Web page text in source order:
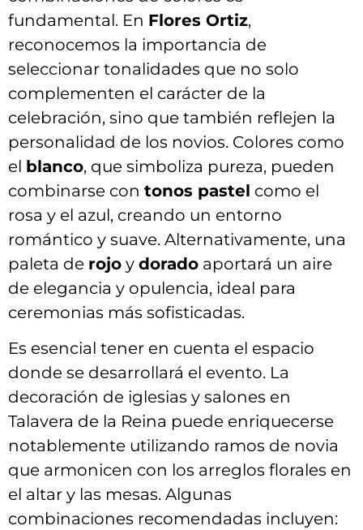
fundamental. En Flores Ortiz,
reconocemos la importancia de
seleccionar tonalidades que no ⁤solo
complementen el carácter ⁣de ​la
celebración, sino que‌ también reflejen la
personalidad de los novios. Colores como
el blanco, que ‌simboliza pureza, ⁢pueden
combinarse con tonos pastel ​como el
rosa y el azul, creando un entorno
romántico y ⁤suave. Alternativamente, ‌una
paleta de⁢ rojo y dorado aportará‌ un aire
de elegancia y opulencia, ideal para
ceremonias más sofisticadas.
Es esencial tener ‍en cuenta el espacio
donde se desarrollará ⁣el evento. La
decoración ⁤de iglesias ‍y ⁤salones⁤ en
Talavera de ‌la ​Reina puede enriquecerse
notablemente utilizando ramos de​ novia‍
que ⁢armonicen con los arreglos florales ⁤en
el altar y⁣ las mesas. ⁣Algunas
combinaciones recomendadas incluyen: